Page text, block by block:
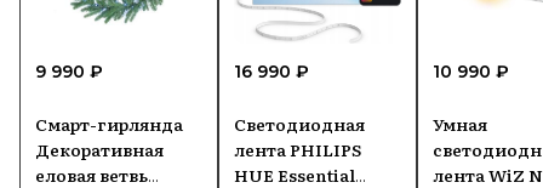
9 990 ₽
Смарт-гирлянда
Декоративная
еловая ветвь
16 990 ₽
Светодиодная
лента PHILIPS
HUE Essential
10 990 ₽
Умная
лента WiZ